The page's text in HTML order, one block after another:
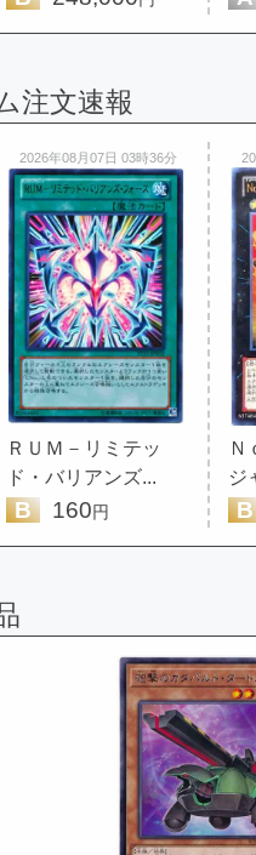
注文速報
2026年08月07日 03時36分
ＲＵＭ－リミテッ
ド・バリアンズ...
B 160円
Ｎ
ジ
B